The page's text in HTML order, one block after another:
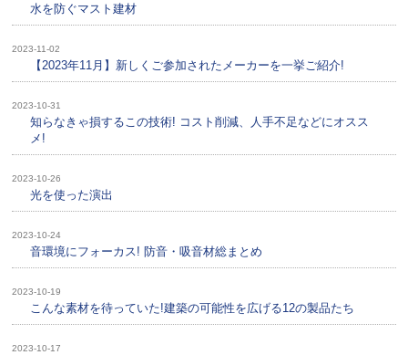
水を防ぐマスト建材
2023-11-02
【2023年11月】新しくご参加されたメーカーを一挙ご紹介!
2023-10-31
知らなきゃ損するこの技術! コスト削減、人手不足などにオスス
メ!
2023-10-26
光を使った演出
2023-10-24
音環境にフォーカス! 防音・吸音材総まとめ
2023-10-19
こんな素材を待っていた!建築の可能性を広げる12の製品たち
2023-10-17